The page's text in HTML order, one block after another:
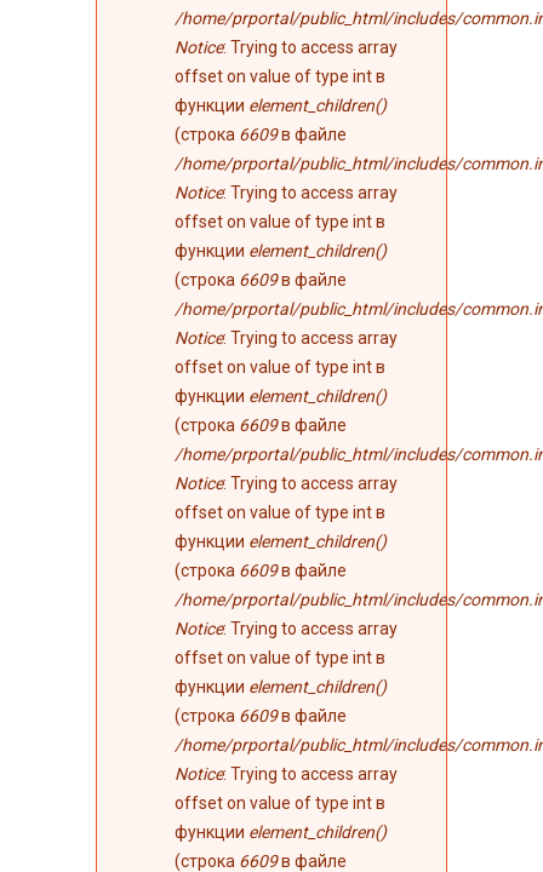
/home/prportal/public_html/includes/
Notice: Trying to access array
offset on value of type int в
функции element_children()
(строка 6609в файле
/home/prportal/public_html/includes/
Notice: Trying to access array
offset on value of type int в
функции element_children()
(строка 6609в файле
/home/prportal/public_html/includes/
Notice: Trying to access array
offset on value of type int в
функции element_children()
(строка 6609в файле
/home/prportal/public_html/includes/
Notice: Trying to access array
offset on value of type int в
функции element_children()
(строка 6609в файле
/home/prportal/public_html/includes/
Notice: Trying to access array
offset on value of type int в
функции element_children()
(строка 6609в файле
/home/prportal/public_html/includes/
Notice: Trying to access array
offset on value of type int в
функции element_children()
(строка 6609в файле